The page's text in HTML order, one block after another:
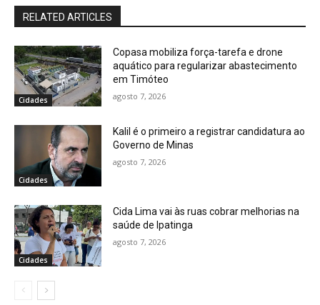
RELATED ARTICLES
Cidades
Copasa mobiliza força-tarefa e drone
aquático para regularizar abastecimento
em Timóteo
agosto 7, 2026
Cidades
Kalil é o primeiro a registrar candidatura ao
Governo de Minas
agosto 7, 2026
Cidades
Cida Lima vai às ruas cobrar melhorias na
saúde de Ipatinga
agosto 7, 2026